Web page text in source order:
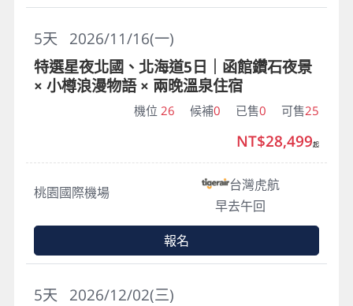
2026/11/16(一)
5天
特選星夜北國、北海道5日｜函館鑽石夜景
× 小樽浪漫物語 × 兩晚溫泉住宿
機位 26 候補0 已售0 可售25
桃園國際機場
台灣虎航
早去午回
NT$28,499起
報名
2026/12/02(三)
5天